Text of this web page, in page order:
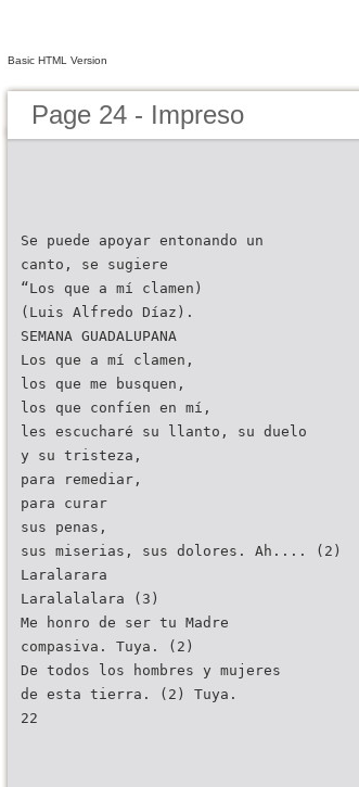
Basic HTML Version
Page 24 - Impreso
Se puede apoyar entonando un
canto, se sugiere
“Los que a mí clamen)
(Luis Alfredo Díaz).
SEMANA GUADALUPANA
Los que a mí clamen,
los que me busquen,
los que confíen en mí,
les escucharé su llanto, su duelo
y su tristeza,
para remediar,
para curar
sus penas,
sus miserias, sus dolores. Ah.... (2)
Laralarara
Laralalalara (3)
Me honro de ser tu Madre
compasiva. Tuya. (2)
De todos los hombres y mujeres
de esta tierra. (2) Tuya.
22